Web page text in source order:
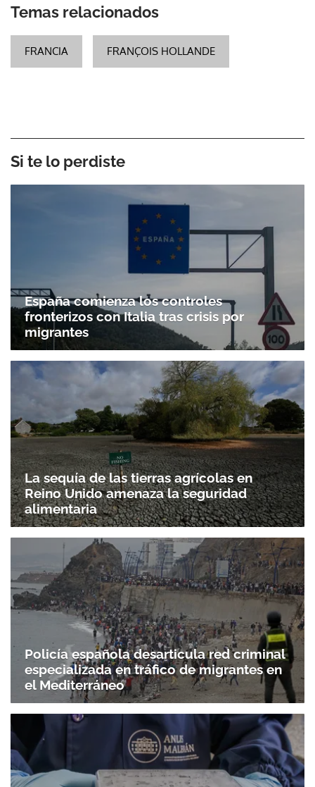
Temas relacionados
FRANCIA FRANÇOIS HOLLANDE
Si te lo perdiste
España comienza los controles
fronterizos con Italia tras crisis por
migrantes
La sequía de las tierras agrícolas en
Reino Unido amenaza la seguridad
alimentaria
Policía española desarticula red criminal
especializada en tráfico de migrantes en
el Mediterráneo